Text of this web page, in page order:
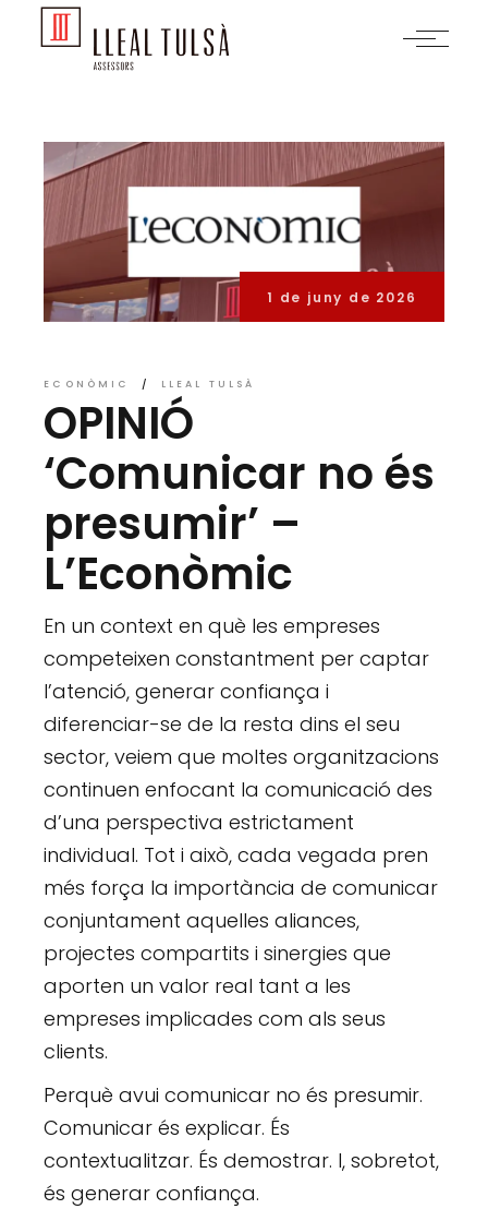
1 de juny de 2026
ECONÒMIC LLEAL TULSÀ
OPINIÓ
‘Comunicar no és
presumir’ –
L’Econòmic
En un context en què les empreses
competeixen constantment per captar
l’atenció, generar confiança i
diferenciar-se de la resta dins el seu
sector, veiem que moltes organitzacions
continuen enfocant la comunicació des
d’una perspectiva estrictament
individual. Tot i això, cada vegada pren
més força la importància de comunicar
conjuntament aquelles aliances,
projectes compartits i sinergies que
aporten un valor real tant a les
empreses implicades com als seus
clients.
Perquè avui comunicar no és presumir.
Comunicar és explicar. És
contextualitzar. És demostrar. I, sobretot,
és generar confiança.